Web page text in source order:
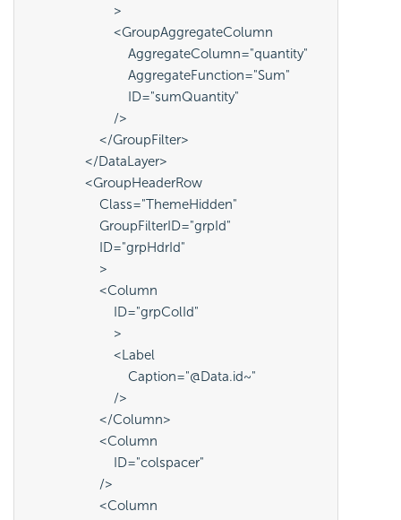
>
<GroupAggregateColumn
AggregateColumn="quantity"
AggregateFunction="Sum"
ID="sumQuantity"
/>
</GroupFilter>
</DataLayer>
<GroupHeaderRow
Class="ThemeHidden"
GroupFilterID="grpId"
ID="grpHdrId"
>
<Column
ID="grpColId"
>
<Label
Caption="@Data.id~"
/>
</Column>
<Column
ID="colspacer"
/>
<Column